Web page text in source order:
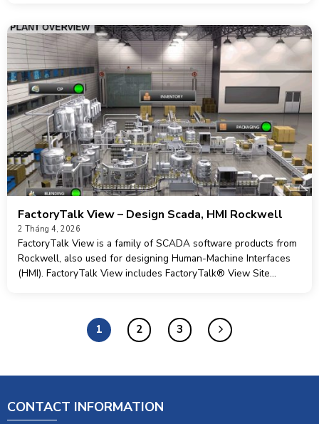
FactoryTalk View – Design Scada, HMI Rockwell
2 Tháng 4, 2026
FactoryTalk View is a family of SCADA software products from
Rockwell, also used for designing Human-Machine Interfaces
(HMI). FactoryTalk View includes FactoryTalk® View Site
1 2 3
CONTACT INFORMATION